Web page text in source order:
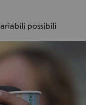
possibili